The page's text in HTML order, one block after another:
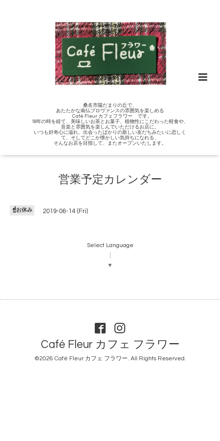
桑名市陽だまりの丘で、
あたたかな南仏プロヴァンスの雰囲気を楽しめる
Café Fleur カフェフラワー です。
18年の時を経て、美味しいお茶とお菓子、植物性にこだわった軽食や、
音楽と雰囲気を楽しんでいただけるお店に。
いつも好奇心に溢れ、出会ったばかりの新しい友だちみたいに恋しく
て、そしてどこか懐かしい気持ちになれる、
そんなお店を目指して、またオープンいたします。
営業予定カレンダー
☝️お休み 2019-06-14 (Fri)
Select Language
▼
Café Fleur カフェ フラワー
©2026 Café Fleur カフェ フラワー. All Rights Reserved.